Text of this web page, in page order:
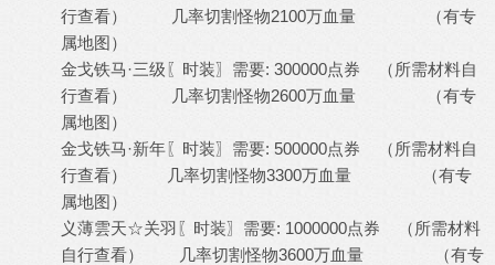
行查看） 几率切割怪物2100万血量 （有专
属地图）
金戈铁马·三级〖时装〗需要: 300000点券 （所需材料自
行查看） 几率切割怪物2600万血量 （有专
属地图）
金戈铁马·新年〖时装〗需要: 500000点券 （所需材料自
行查看） 几率切割怪物3300万血量 （有专
属地图）
义薄雲天☆关羽〖时装〗需要: 1000000点券 （所需材料
自行查看） 几率切割怪物3600万血量 （有专